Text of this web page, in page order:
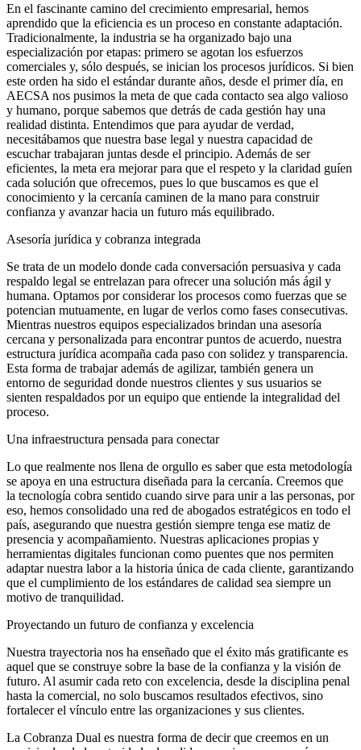
En el fascinante camino del crecimiento empresarial, hemos
aprendido que la eficiencia es un proceso en constante adaptación.
Tradicionalmente, la industria se ha organizado bajo una
especialización por etapas: primero se agotan los esfuerzos
comerciales y, sólo después, se inician los procesos jurídicos. Si bien
este orden ha sido el estándar durante años, desde el primer día, en
AECSA nos pusimos la meta de que cada contacto sea algo valioso
y humano, porque sabemos que detrás de cada gestión hay una
realidad distinta. Entendimos que para ayudar de verdad,
necesitábamos que nuestra base legal y nuestra capacidad de
escuchar trabajaran juntas desde el principio. Además de ser
eficientes, la meta era mejorar para que el respeto y la claridad guíen
cada solución que ofrecemos, pues lo que buscamos es que el
conocimiento y la cercanía caminen de la mano para construir
confianza y avanzar hacia un futuro más equilibrado.
Asesoría jurídica y cobranza integrada
Se trata de un modelo donde cada conversación persuasiva y cada
respaldo legal se entrelazan para ofrecer una solución más ágil y
humana. Optamos por considerar los procesos como fuerzas que se
potencian mutuamente, en lugar de verlos como fases consecutivas.
Mientras nuestros equipos especializados brindan una asesoría
cercana y personalizada para encontrar puntos de acuerdo, nuestra
estructura jurídica acompaña cada paso con solidez y transparencia.
Esta forma de trabajar además de agilizar, también genera un
entorno de seguridad donde nuestros clientes y sus usuarios se
sienten respaldados por un equipo que entiende la integralidad del
proceso.
Una infraestructura pensada para conectar
Lo que realmente nos llena de orgullo es saber que esta metodología
se apoya en una estructura diseñada para la cercanía. Creemos que
la tecnología cobra sentido cuando sirve para unir a las personas, por
eso, hemos consolidado una red de abogados estratégicos en todo el
país, asegurando que nuestra gestión siempre tenga ese matiz de
presencia y acompañamiento. Nuestras aplicaciones propias y
herramientas digitales funcionan como puentes que nos permiten
adaptar nuestra labor a la historia única de cada cliente, garantizando
que el cumplimiento de los estándares de calidad sea siempre un
motivo de tranquilidad.
Proyectando un futuro de confianza y excelencia
Nuestra trayectoria nos ha enseñado que el éxito más gratificante es
aquel que se construye sobre la base de la confianza y la visión de
futuro. Al asumir cada reto con excelencia, desde la disciplina penal
hasta la comercial, no solo buscamos resultados efectivos, sino
fortalecer el vínculo entre las organizaciones y sus clientes.
La Cobranza Dual es nuestra forma de decir que creemos en un